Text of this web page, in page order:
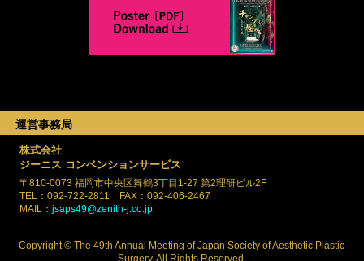
運営事務局
株式会社
ジーニス コンベンションサービス
〒810-0073 福岡市中央区舞鶴3丁目1-27 第2理研ビル2F
TEL：092-722-2811
FAX：092-406-2467
MAIL： jsaps49@zenith-j.co.jp
Copyright © The 49th Annual Meeting of Japan Society of Aesthetic Plastic
Surgery. All Rights Reserved.